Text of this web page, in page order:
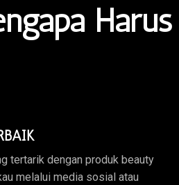
tertarik dengan produk beauty
melalui media sosial atau